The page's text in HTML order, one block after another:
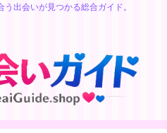
出会いが見つかる総合ガイド。